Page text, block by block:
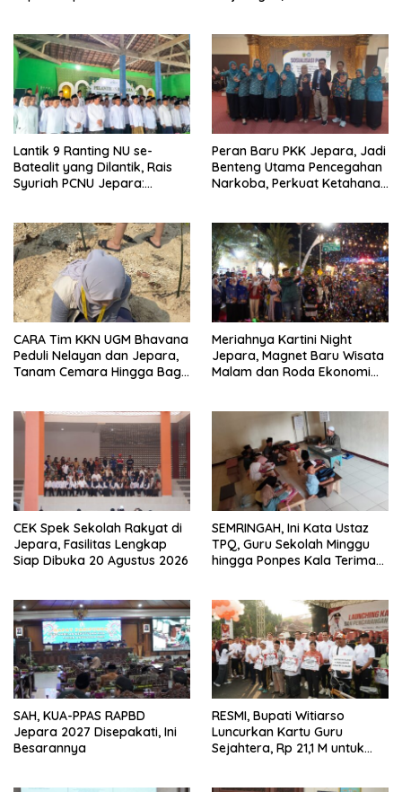
Lantik 9 Ranting NU se-
Batealit yang Dilantik, Rais
Syuriah PCNU Jepara:
Peran Baru PKK Jepara, Jadi
Benteng Utama Pencegahan
Narkoba, Perkuat Ketahanan
CARA Tim KKN UGM Bhavana
Peduli Nelayan dan Jepara,
Tanam Cemara Hingga Bagi
Meriahnya Kartini Night
Jepara, Magnet Baru Wisata
Malam dan Roda Ekonomi
CEK Spek Sekolah Rakyat di
Jepara, Fasilitas Lengkap
Siap Dibuka 20 Agustus 2026
SEMRINGAH, Ini Kata Ustaz
TPQ, Guru Sekolah Minggu
hingga Ponpes Kala Terima
SAH, KUA-PPAS RAPBD
Jepara 2027 Disepakati, Ini
Besarannya
RESMI, Bupati Witiarso
Luncurkan Kartu Guru
Sejahtera, Rp 21,1 M untuk